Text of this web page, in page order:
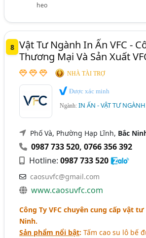
heo
8 Vật Tư Ngành In Ấn VFC -
Thương Mại Và Sản Xuất
NHÀ TÀI TRỢ
Được xác minh
Ngành:IN ẤN - VẬT TƯ
Phố Và, Phường Hạp Lĩnh, Bắc
0987 733 520,0766 356 392
Hotline:0987 733 520
caosuvfc@gmail.com
www.caosuvfc.com
Công Ty VFC chuyên cung cấp vật
Ninh.
Sản phẩm nổi bật: Tấm cao su lô bế